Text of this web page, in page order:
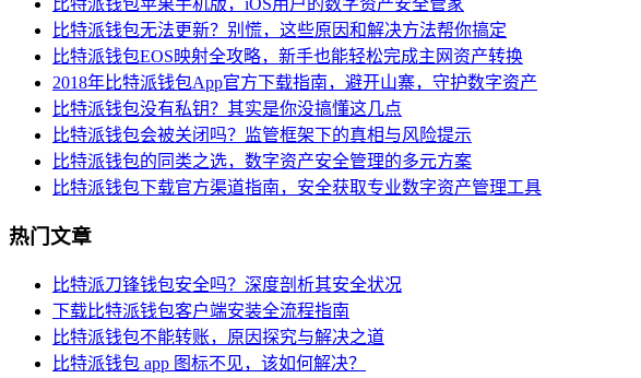
比特派钱包苹果手机版，iOS用户的数字资产安全管家
比特派钱包无法更新？别慌，这些原因和解决方法帮你搞定
比特派钱包EOS映射全攻略，新手也能轻松完成主网资产转换
2018年比特派钱包App官方下载指南，避开山寨，守护数字资产
比特派钱包没有私钥？其实是你没搞懂这几点
比特派钱包会被关闭吗？监管框架下的真相与风险提示
比特派钱包的同类之选，数字资产安全管理的多元方案
比特派钱包下载官方渠道指南，安全获取专业数字资产管理工具
热门文章
比特派刀锋钱包安全吗？深度剖析其安全状况
下载比特派钱包客户端安装全流程指南
比特派钱包不能转账，原因探究与解决之道
比特派钱包 app 图标不见，该如何解决？